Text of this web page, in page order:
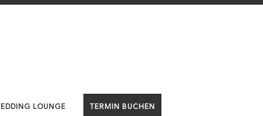
LOUNGE TERMIN BUCHEN